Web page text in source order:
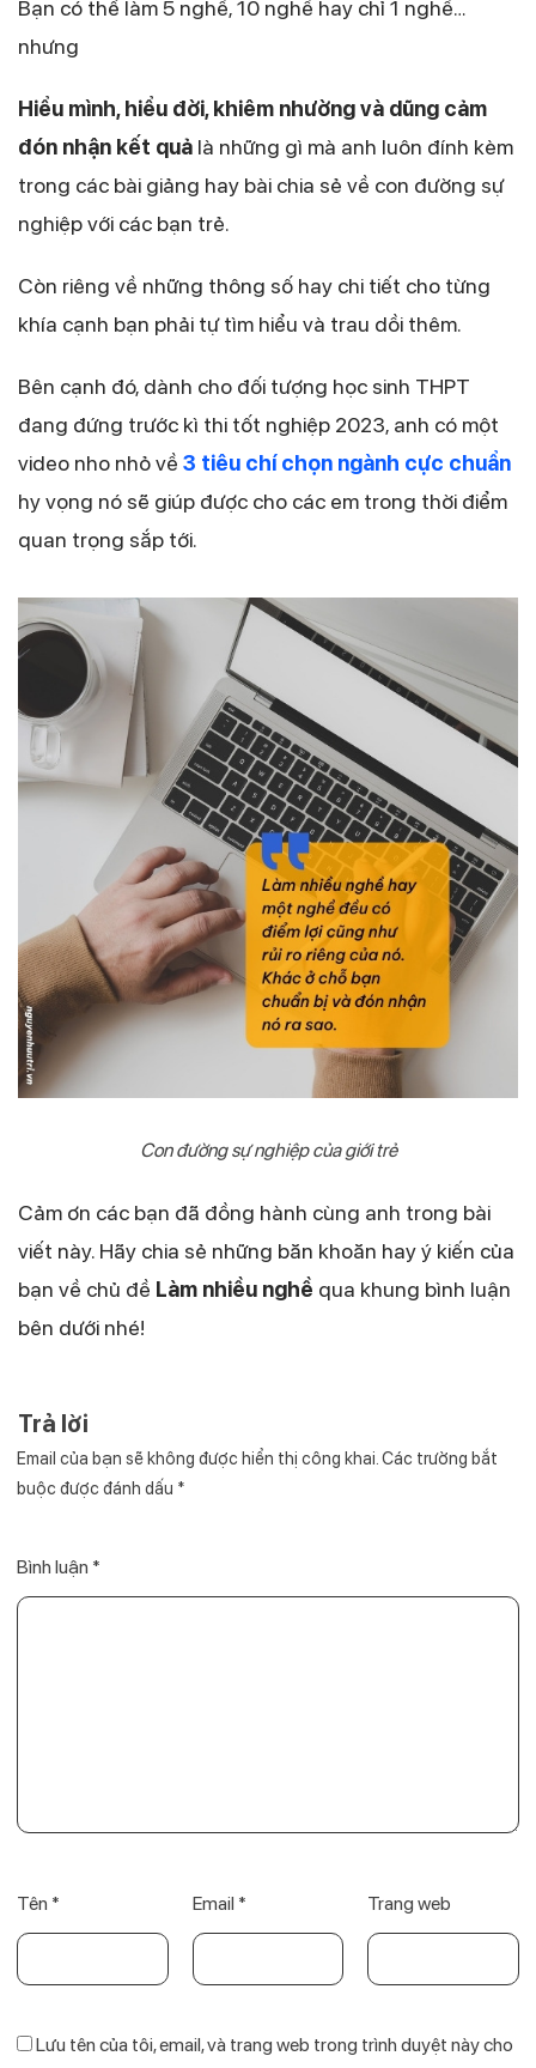
Bạn có thể làm 5 nghề, 10 nghề hay chỉ 1 nghề…
nhưng
Hiểu mình, hiểu đời, khiêm nhường và dũng cảm
đón nhận kết quả là những gì mà anh luôn đính kèm
trong các bài giảng hay bài chia sẻ về con đường sự
nghiệp với các bạn trẻ.
Còn riêng về những thông số hay chi tiết cho từng
khía cạnh bạn phải tự tìm hiểu và trau dồi thêm.
Bên cạnh đó, dành cho đối tượng học sinh THPT
đang đứng trước kì thi tốt nghiệp 2023, anh có một
video nho nhỏ về 3 tiêu chí chọn ngành cực chuẩn
hy vọng nó sẽ giúp được cho các em trong thời điểm
quan trọng sắp tới.
Con đường sự nghiệp của giới trẻ
Cảm ơn các bạn đã đồng hành cùng anh trong bài
viết này. Hãy chia sẻ những băn khoăn hay ý kiến của
bạn về chủ đề Làm nhiều nghề qua khung bình luận
bên dưới nhé!
Trả lời
Email của bạn sẽ không được hiển thị công khai. Các trường bắt
buộc được đánh dấu *
Bình luận *
Tên * Email * Trang web
Lưu tên của tôi, email, và trang web trong trình duyệt này cho